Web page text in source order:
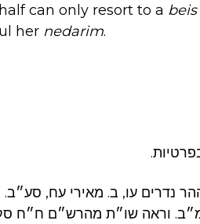
can only resort to a
her nedarim.
נדרים עו, ב. מאירי עח, סע״ב.
וראה שו״ת מהרש״ם ח״ח